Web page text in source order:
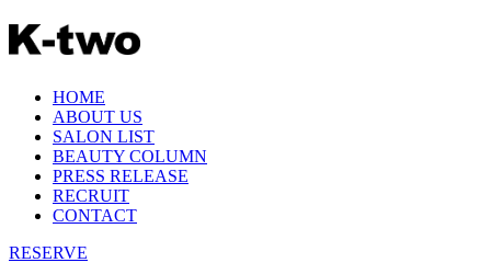
HOME
ABOUT US
SALON LIST
BEAUTY COLUMN
PRESS RELEASE
RECRUIT
CONTACT
RESERVE